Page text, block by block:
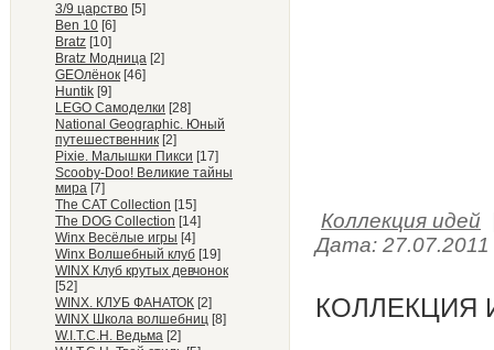
3/9 царство [5]
Ben 10 [6]
Bratz [10]
Bratz Модница [2]
GEOлёнок [46]
Huntik [9]
LEGO Самоделки [28]
National Geographic. Юный
путешественник [2]
Pixie. Малышки Пикси [17]
Scooby-Doo! Великие тайны
мира [7]
The CAT Collection [15]
The DOG Collection [14]
Winx Весёлые игры [4]
Winx Волшебный клуб [19]
WINX Клуб крутых девчонок
[52]
WINX. КЛУБ ФАНАТОК [2]
WINX Школа волшебниц [8]
W.I.T.C.H. Ведьма [2]
Коллекция идей
Дата: 27.07.2011
КОЛЛЕКЦИЯ